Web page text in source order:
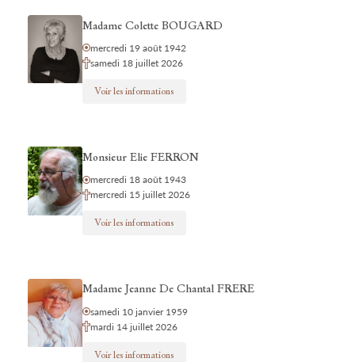
Madame Colette BOUGARD
mercredi 19 août 1942
samedi 18 juillet 2026
Voir les informations
Monsieur Elie FERRON
mercredi 18 août 1943
mercredi 15 juillet 2026
Voir les informations
Madame Jeanne De Chantal FRERE
samedi 10 janvier 1959
mardi 14 juillet 2026
Voir les informations